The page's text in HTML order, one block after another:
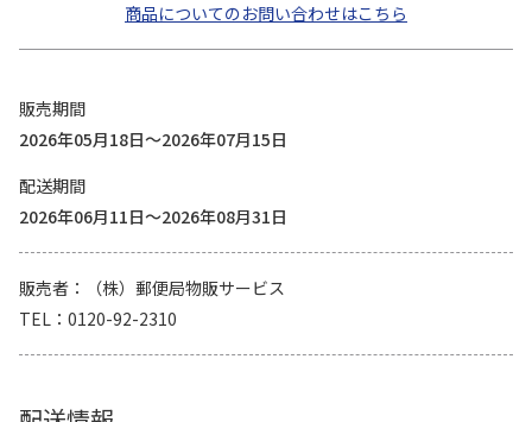
商品についてのお問い合わせはこちら
販売期間
2026年05月18日～2026年07月15日
配送期間
2026年06月11日～2026年08月31日
販売者
（株）郵便局物販サービス
TEL
0120-92-2310